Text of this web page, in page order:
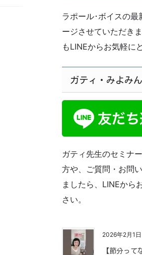
ラポール･ボイスの最
ージさせていただき
もLINEからお気軽に
ガティ・みよみ
ガティ先生のセミナ
方や、ご質問・お問
ましたら、LINEから
さい。
2026年2月1日
【節分っ